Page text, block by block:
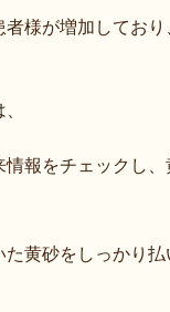
様が増加してお
情報をチェックし
た黄砂をしっかり